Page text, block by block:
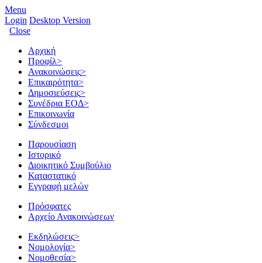
Menu
Login Desktop Version
Close
Αρχική
Προφίλ>
Ανακοινώσεις>
Επικαιρότητα>
Δημοσιεύσεις>
Συνέδρια ΕΟΔ>
Επικοινωνία
Σύνδεσμοι
Παρουσίαση
Ιστορικό
Διοικητικό Συμβούλιο
Καταστατικό
Εγγραφή μελών
Πρόσφατες
Αρχείο Ανακοινώσεων
Εκδηλώσεις>
Νομολογία>
Νομοθεσία>